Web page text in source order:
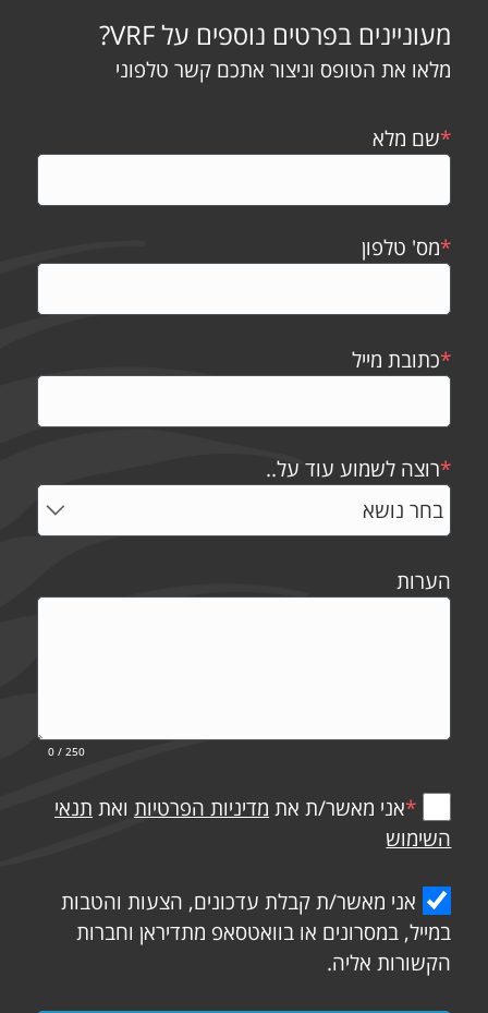
מעוניינים בפרטים נוספים על VRF?
מלאו את הטופס וניצור אתכם קשר טלפוני
*שם מלא
*מס' טלפון
*כתובת מייל
*רוצה לשמוע עוד על..
הערות
0 / 250
*אני מאשר/ת את מדיניות הפרטיות ואת תנאי
השימוש
אני מאשר/ת קבלת עדכונים, הצעות והטבות
במייל, במסרונים או בוואטסאפ מתדיראן וחברות
הקשורות אליה.